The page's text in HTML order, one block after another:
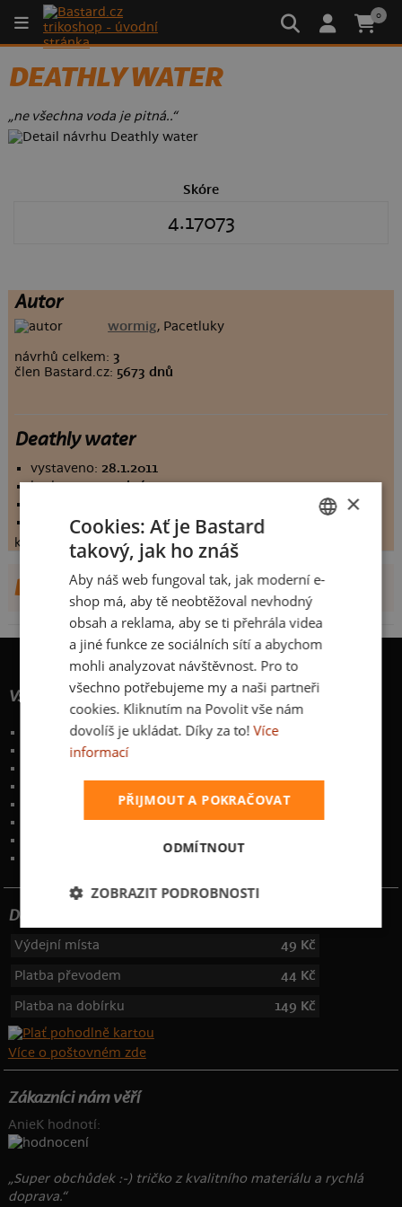
0
DEATHLY WATER
„ne všechna voda je pitná..“
Skóre
4.17073
Autor
wormig, Pacetluky
návrhů celkem: 3
člen Bastard.cz: 5673 dnů
Deathly water
vystaveno:28.1.2011
hodnoceno:41 krát
koupilo by:2 lidí
konečné hodnocení: 4.17073
DALŠÍ NÁVRHY OD WORMIG
Vše o nákupu
Poštovné a způsoby doručení
Garance výměny či vrácení
Obchodní podmínky
Ochrana osobních údajů
info@bastard.cz
Dotujeme poštovné
Výdejní místa
49 Kč
Platba převodem
44 Kč
Platba na dobírku
149 Kč
Více o poštovném zde
Zákazníci nám věří
AnieK hodnotí:
„Super obchůdek :-) tričko z kvalitního materiálu a rychlá
doprava.“
SLOVAK
×
Cookies: Ať je Bastard
takový, jak ho znáš
Aby náš web fungoval tak, jak moderní e-
shop má, aby tě neobtěžoval nevhodný
obsah a reklama, aby se ti přehrála videa
a jiné funkce ze sociálních sítí a abychom
mohli analyzovat návštěvnost. Pro to
všechno potřebujeme my a naši partneři
cookies. Kliknutím na Povolit vše nám
dovolíš je ukládat. Díky za to! Více
informací
PŘIJMOUT A POKRAČOVAT
ODMÍTNOUT
ZOBRAZIT PODROBNOSTI